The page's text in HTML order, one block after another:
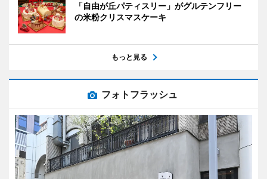
「自由が丘パティスリー」がグルテンフリー
の米粉クリスマスケーキ
もっと見る
フォトフラッシュ